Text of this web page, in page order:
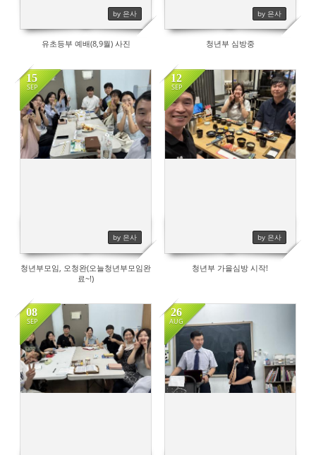
by 은사
유초등부 예배(8,9월) 사진
by 은사
청년부 심방중
15
SEP
by 은사
665
청년부모임, 오청완(오늘청년부모임완
료~!)
12
SEP
by 은사
565
청년부 가을심방 시작!
08
SEP
658
26
AUG
526